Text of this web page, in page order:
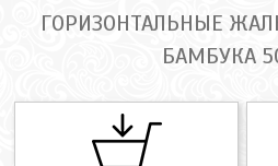
ГОРИЗОНТАЛЬНЫЕ
БАМБУКА